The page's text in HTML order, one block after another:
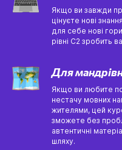
Якщо ви завжди
цінуєте нові
для себе нові
рівні C2 зробить
Для
Якщо ви любите
нестачу мовних
жителями, цей
зможете без
автентичні
шляху.